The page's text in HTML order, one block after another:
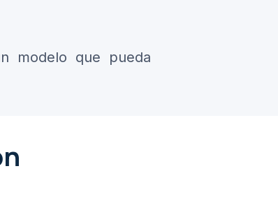
modelo que pueda